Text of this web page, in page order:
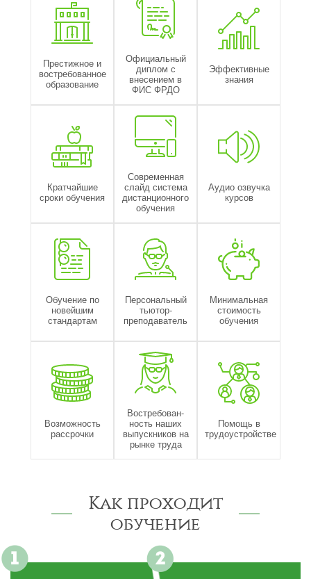
Престижное и
востребованное
образование
Официальный
диплом с
внесением в
ФИС ФРДО
Эффективные
знания
Кратчайшие
сроки обучения
Современная
слайд система
дистанционного
обучения
Аудио озвучка
курсов
Обучение по
новейшим
стандартам
Персональный
тьютор-
преподаватель
Минимальная
стоимость
обучения
Возможность
рассрочки
Востребован-
ность наших
выпускников на
рынке труда
Помощь в
трудоустройстве
Как проходит
обучение